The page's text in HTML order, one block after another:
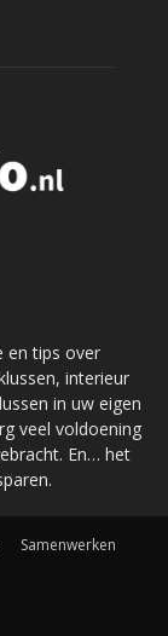
en tips over
interieur
in uw eigen
veel voldoening
En… het
Samenwerken